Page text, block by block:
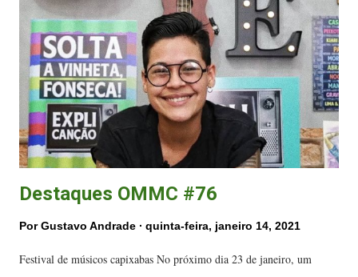
mil seguidores. O cantor, com seus trabalhos musicais em mais de dez
anos de carreira, já passou por diversos estados do Brasil, a exemplo
de Santa Catarina, Rio de Janeiro e Minas Gerais, além de Espírito
Santo e São Paulo. Já foi premiado pelo Palco MP3 na categoria d...
Destaques OMMC #76
PorGustavo Andrade quinta-feira, janeiro 14, 2021
Festival de músicos capixabas No próximo dia 23 de janeiro, um